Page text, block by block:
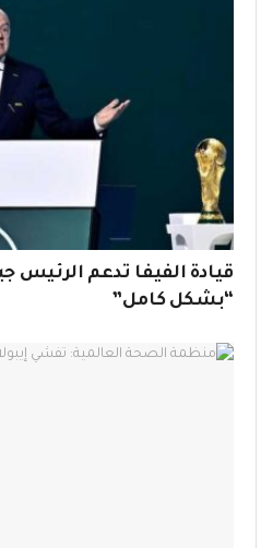
قيادة الفيفا تدعم الرئيس
“بشكل كامل”